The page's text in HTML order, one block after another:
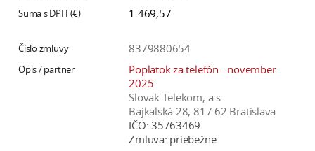
1 469,57
8379880654
Poplatok za telefón - november
2025
Slovak Telekom, a.s.
Bajkalská 28, 817 62 Bratislava
IČO: 35763469
Zmluva: priebežne